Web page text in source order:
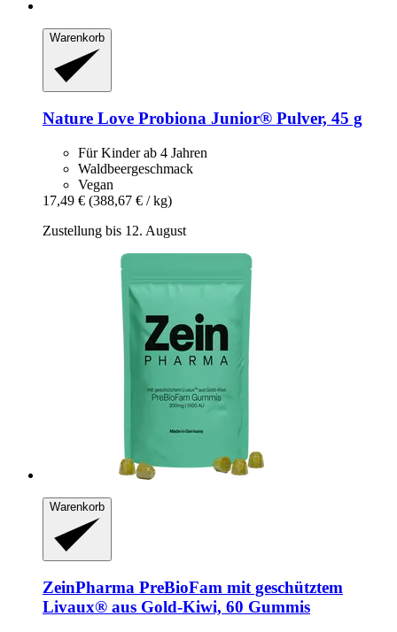
Warenkorb
Nature Love Probiona Junior® Pulver, 45 g
Für Kinder ab 4 Jahren
Waldbeergeschmack
Vegan
17,49 € (388,67 € / kg)
Zustellung bis 12. August
Warenkorb
ZeinPharma PreBioFam mit geschütztem
Livaux® aus Gold-​Kiwi, 60 Gummis